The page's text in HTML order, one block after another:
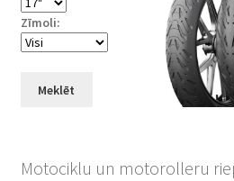
Zīmoli:
Meklēt
Motociklu un motorolleru